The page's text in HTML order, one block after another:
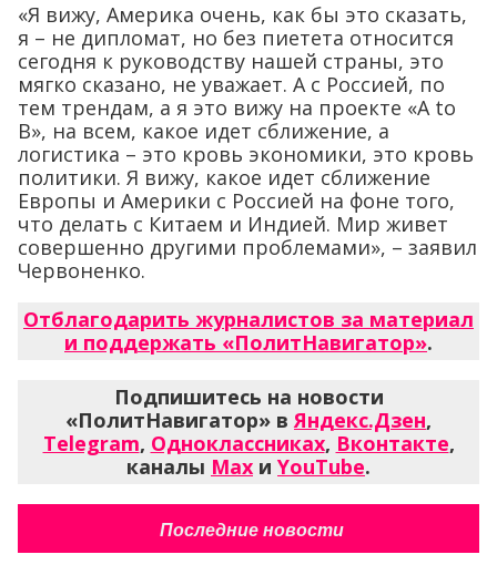
«Я вижу, Америка очень, как бы это сказать,
я – не дипломат, но без пиетета относится
сегодня к руководству нашей страны, это
мягко сказано, не уважает. А с Россией, по
тем трендам, а я это вижу на проекте «A to
B», на всем, какое идет сближение, а
логистика – это кровь экономики, это кровь
политики. Я вижу, какое идет сближение
Европы и Америки с Россией на фоне того,
что делать с Китаем и Индией. Мир живет
совершенно другими проблемами», – заявил
Червоненко.
Отблагодарить журналистов за материал
и поддержать «ПолитНавигатор».
Подпишитесь на новости
«ПолитНавигатор» вЯндекс.Дзен,
Telegram, Одноклассниках, Вконтакте,
каналы Max и YouTube.
Последние новости